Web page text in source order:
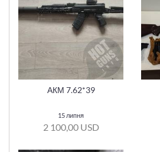
АКМ 7.62*39
15 липня
2 100,00 USD